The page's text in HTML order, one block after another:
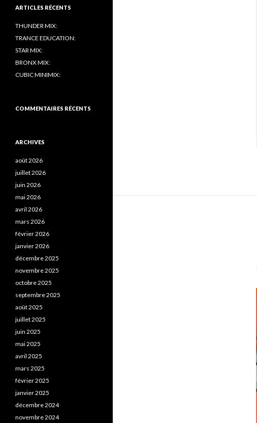
ARTICLES RÉCENTS
THUNDER MIX:
TRANCE EDUCATION:
STAR MIX:
BRONX MIX:
CUBIC MINIMIX:
COMMENTAIRES RÉCENTS
ARCHIVES
août 2026
juillet 2026
juin 2026
mai 2026
avril 2026
mars 2026
février 2026
janvier 2026
décembre 2025
novembre 2025
octobre 2025
septembre 2025
août 2025
juillet 2025
juin 2025
mai 2025
avril 2025
mars 2025
février 2025
janvier 2025
décembre 2024
novembre 2024